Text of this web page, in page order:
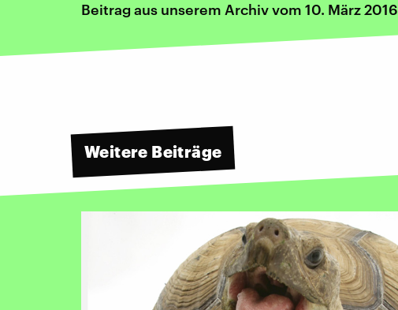
Beitrag aus unserem Archiv vom 10. März 2016
Weitere Beiträge